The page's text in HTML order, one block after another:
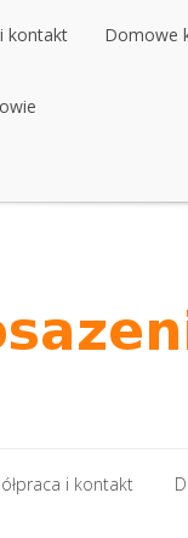
kontakt Domowe
i kontakt